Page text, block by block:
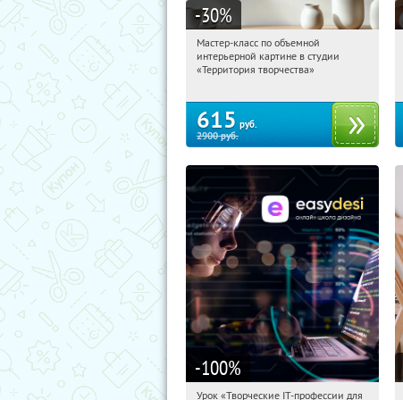
-30%
11:55:54
Тушинская
Мастер-класс по объемной
интерьерной картине в студии
«Территория творчества»
615 руб.
2900руб.
-100%
Урок «Творческие IT-профессии для